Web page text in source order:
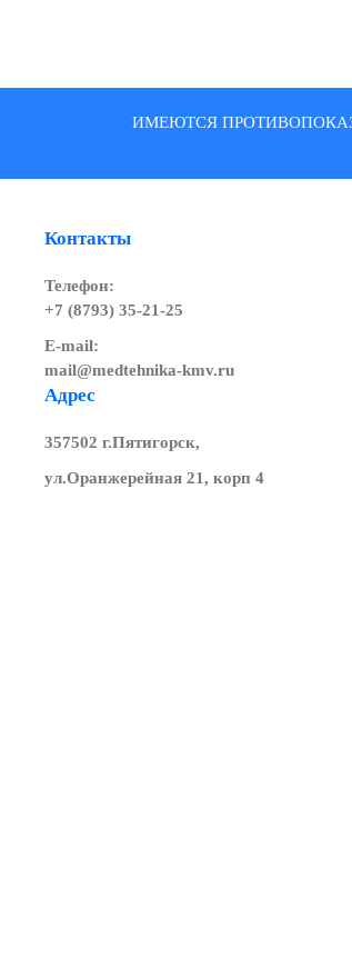
ИМЕЮТСЯ
Контакты
Телефон:
+7 (8793) 35-21-25
E-mail:
mail@medtehnika-kmv.ru
Адрес
357502 г.Пятигорск,
ул.Оранжерейная 21, корп 4